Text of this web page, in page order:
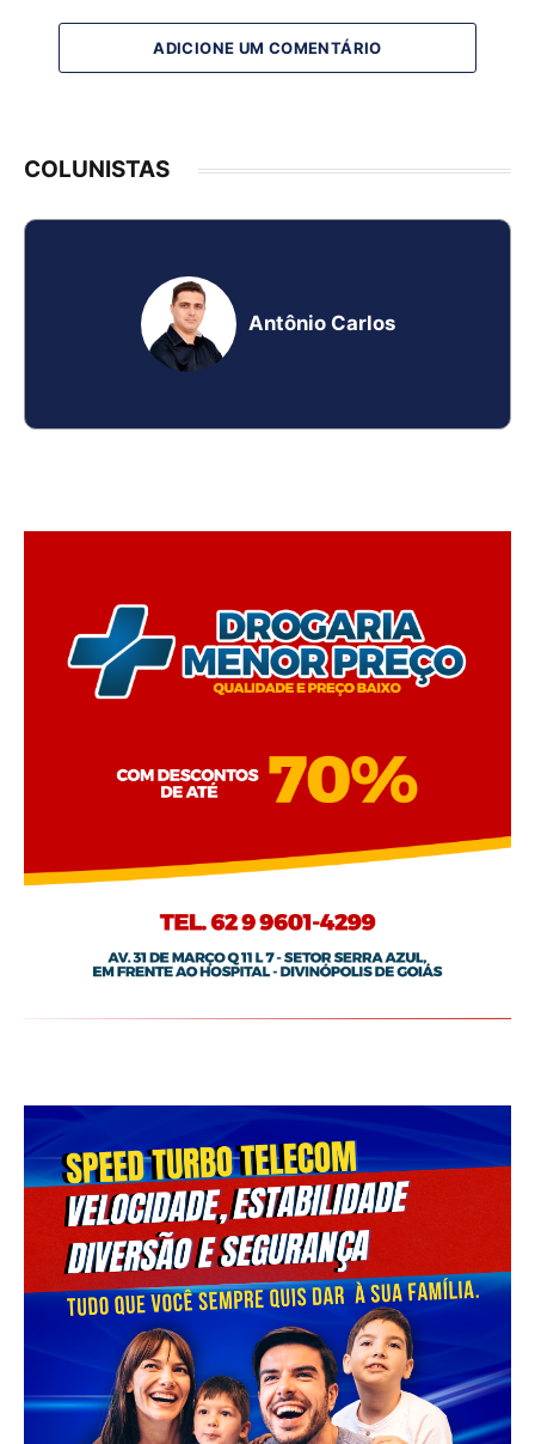
ADICIONE UM COMENTÁRIO
COLUNISTAS
Antônio Carlos